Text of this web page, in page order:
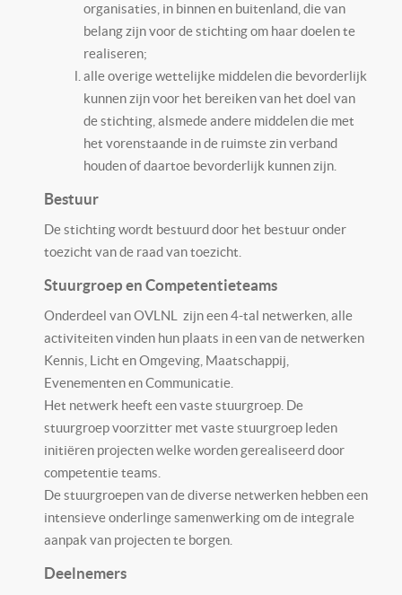
organisaties, in binnen en buitenland, die van
belang zijn voor de stichting om haar doelen te
realiseren;
alle overige wettelijke middelen die bevorderlijk
kunnen zijn voor het bereiken van het doel van
de stichting, alsmede andere middelen die met
het vorenstaande in de ruimste zin verband
houden of daartoe bevorderlijk kunnen zijn.
Bestuur
De stichting wordt bestuurd door het bestuur onder
toezicht van de raad van toezicht.
Stuurgroep en Competentieteams
Onderdeel van OVLNL zijn een 4-tal netwerken, alle
activiteiten vinden hun plaats in een van de netwerken
Kennis, Licht en Omgeving, Maatschappij,
Evenementen en Communicatie.
Het netwerk heeft een vaste stuurgroep. De
stuurgroep voorzitter met vaste stuurgroep leden
initiëren projecten welke worden gerealiseerd door
competentie teams.
De stuurgroepen van de diverse netwerken hebben een
intensieve onderlinge samenwerking om de integrale
aanpak van projecten te borgen.
Deelnemers